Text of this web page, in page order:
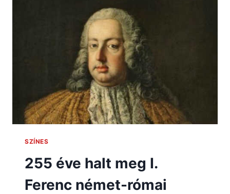
SZÍNES
255 éve halt meg I.
Ferenc német-római